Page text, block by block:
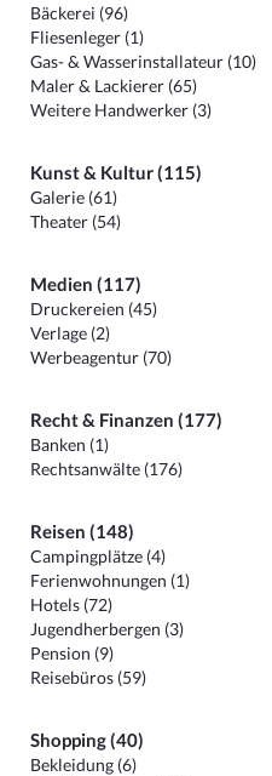
Bäckerei (96)
Fliesenleger (1)
Gas- & Wasserinstallateur (10)
Maler & Lackierer (65)
Weitere Handwerker (3)
Kunst & Kultur (115)
Galerie (61)
Theater (54)
Medien (117)
Druckereien (45)
Verlage (2)
Werbeagentur (70)
Recht & Finanzen (177)
Banken (1)
Rechtsanwälte (176)
Reisen (148)
Campingplätze (4)
Ferienwohnungen (1)
Hotels (72)
Jugendherbergen (3)
Pension (9)
Reisebüros (59)
Shopping (40)
Bekleidung (6)